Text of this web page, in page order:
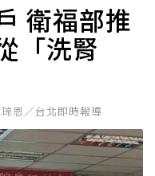
衛福部推
「洗腎
恩／台北即時報導